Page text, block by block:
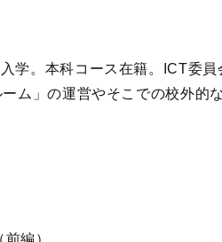
学。本科コース在籍。ICT委員
ム」の運営やそこでの校外的